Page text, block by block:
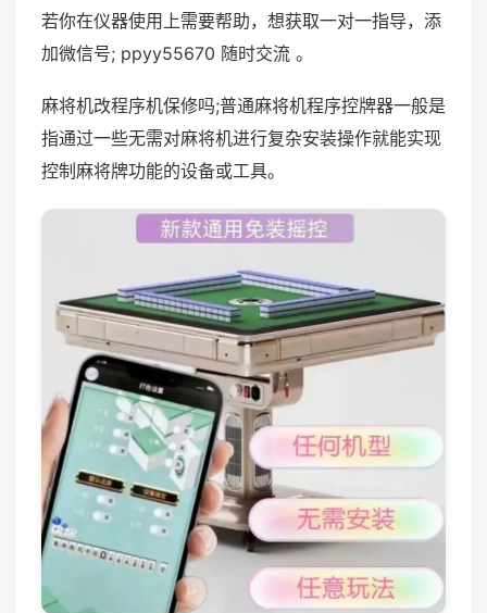
若你在仪器使用上需要帮助，想获取一对一指导，添
加微信号; ppyy55670 随时交流 。
麻将机改程序机保修吗;普通麻将机程序控牌器一般是
指通过一些无需对麻将机进行复杂安装操作就能实现
控制麻将牌功能的设备或工具。